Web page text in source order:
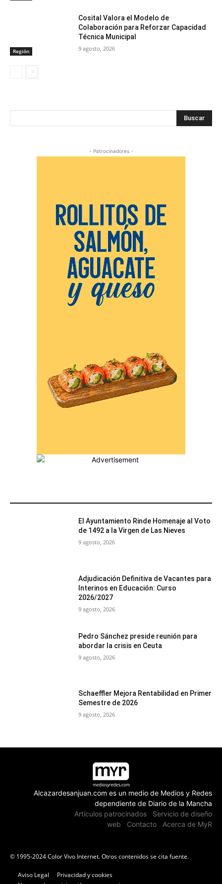
Región
Cosital Valora el Modelo de
Colaboración para Reforzar Capacidad
Técnica Municipal
9 agosto, 2026
Buscar
- Patrocinadores -
El Ayuntamiento Rinde Homenaje al Voto
de 1492 a la Virgen de Las Nieves
9 agosto, 2026
Adjudicación Definitiva de Vacantes para
Interinos en Educación: Curso
2026/2027
9 agosto, 2026
Pedro Sánchez preside reunión para
abordar la crisis en Ceuta
9 agosto, 2026
Schaeffler Mejora Rentabilidad en Primer
Semestre de 2026
9 agosto, 2026
Alcazardesanjuan.com es un medio de Medios y Redes
dependiente de Diario de la Mancha
Artículos patrocinados
Servicio de diseño
web
Contacto Acerca de MyR
© 1995-2024 Color Vivo Internet. Otros contenidos se cita fuente.
Aviso Legal
Privacidad y cookies